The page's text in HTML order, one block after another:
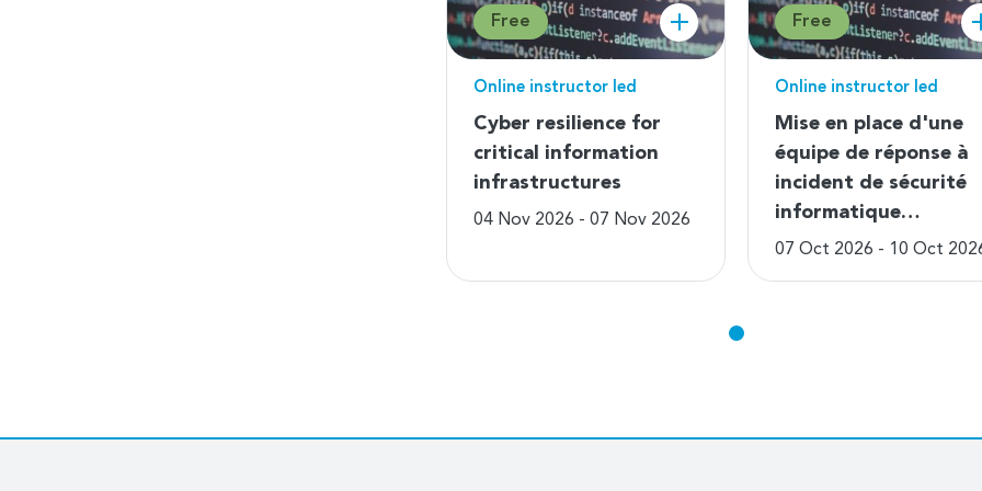
Free
Online instructor led
Cyber resilience for
critical information
infrastructures
04 Nov 2026 - 07 Nov 2026
Free
Online instructor led
Mise en place d'une
équipe de réponse à
incident de sécurité
informatique…
07 Oct 2026 - 10 Oct